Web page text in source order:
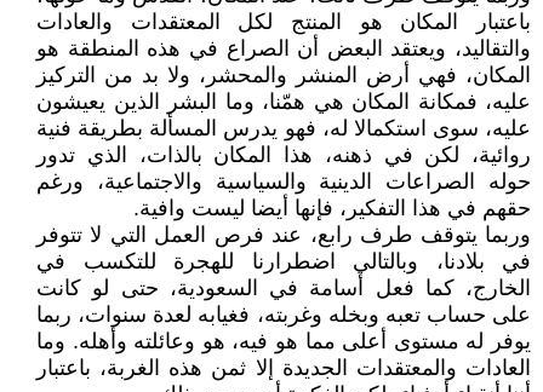
باعتبار المكان هو المنتج لكل المعتقدات والعادات
والتقاليد، ويعتقد البعض أن الصراع في هذه المنطقة هو
المكان، فهي أرض المنشر والمحشر، ولا بد من التركيز
عليه، فمكانة المكان هي همّنا، وما البشر الذين يعيشون
عليه، سوى استكمالا له، فهو يدرس المسألة بطريقة فنية
روائية، لكن في ذهنه، هذا المكان بالذات، الذي تدور
حوله الصراعات الدينية والسياسية والاجتماعية، ورغم
حقهم في هذا التفكير، فإنها أيضا ليست وافية.
وربما يتوقف طرف رابع، عند فرص العمل التي لا تتوفر
في بلادنا، وبالتالي اضطرارنا للهجرة للتكسب في
الخارج، كما فعل أسامة في السعودية، حتى لو كانت
على حساب تعبه وبخله وغربته، فغيابه لعدة سنوات، ربما
يوفر له مستوى أعلى مما هو فيه، هو وعائلته وأهله. وما
العادات والمعتقدات الجديدة إلا ثمن هذه الغربة، باعتبار